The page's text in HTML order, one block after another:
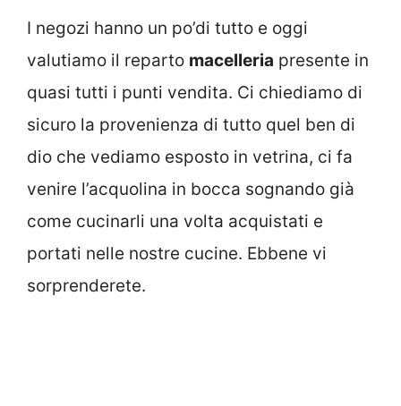
I negozi hanno un po’di tutto e oggi
valutiamo il reparto macelleria presente in
quasi tutti i punti vendita. Ci chiediamo di
sicuro la provenienza di tutto quel ben di
dio che vediamo esposto in vetrina, ci fa
venire l’acquolina in bocca sognando già
come cucinarli una volta acquistati e
portati nelle nostre cucine. Ebbene vi
sorprenderete.